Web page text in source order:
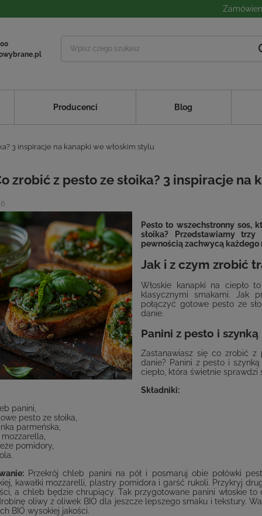
Producenci Blog
3 inspiracje na kanapki we włoskim stylu
zrobić z pesto ze słoika? 3 inspiracje na
Pesto to wszechstronny sos,
słoika? Przedstawiamy
pewnością zachwycą każdego
Jak i z czym zrobić
Włoskie kanapki na ciepło
klasycznymi smakami. Jak
połączyć gotowe pesto ze
danie.
Panini z pesto i
Zastanawiasz się co zrobić z
danie? Panini z pesto i
ciepło, która świetnie
Składniki:
panini,
pesto ze słoika,
parmeńska,
pomidory,
Przekrój chleb panini na pół i posmaruj obie połówki
kawałki mozzarelli, plastry pomidora i garść rukoli. Przykryj
a chleb będzie chrupiący. Tak przygotowane panini włoskie
oliwy z oliwek BIO dla jeszcze lepszego smaku i tekstury.
BIO wysokiej jakości.